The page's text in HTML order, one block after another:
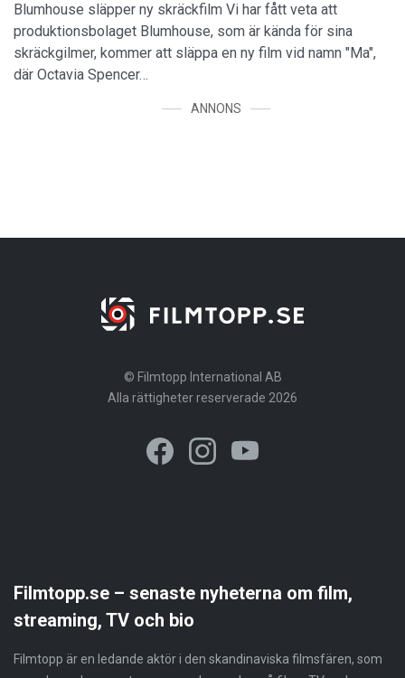
Blumhouse släpper ny skräckfilm Vi har fått veta att
produktionsbolaget Blumhouse, som är kända för sina
skräckgilmer, kommer att släppa en ny film vid namn "Ma",
där Octavia Spencer…
ANNONS
© Filmtopp International AB
Alla rättigheter reserverade 2026
Filmtopp.se – senaste nyheterna om film,
streaming, TV och bio
Filmtopp är en ledande aktör i den skandinaviska filmsfären, som